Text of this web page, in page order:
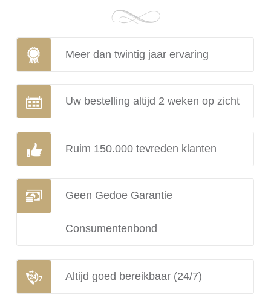
Meer dan twintig jaar ervaring
Uw bestelling altijd 2 weken op zicht
Ruim 150.000 tevreden klanten
Geen Gedoe Garantie
Consumentenbond
Altijd goed bereikbaar (24/7)